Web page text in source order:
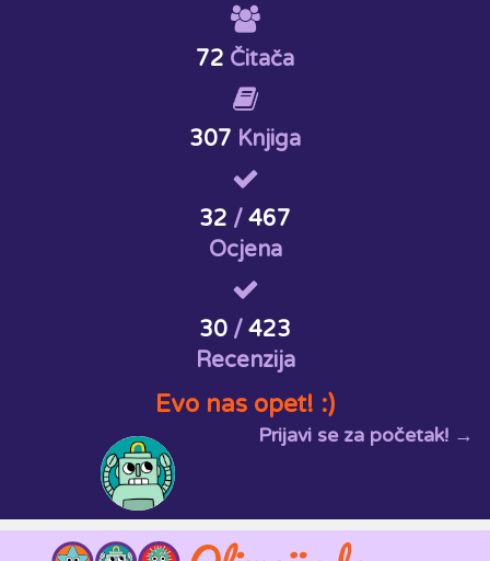
72 Čitača
307 Knjiga
32 / 467
Ocjena
30 / 423
Recenzija
Evo nas opet! :)
Prijavi se za početak! →